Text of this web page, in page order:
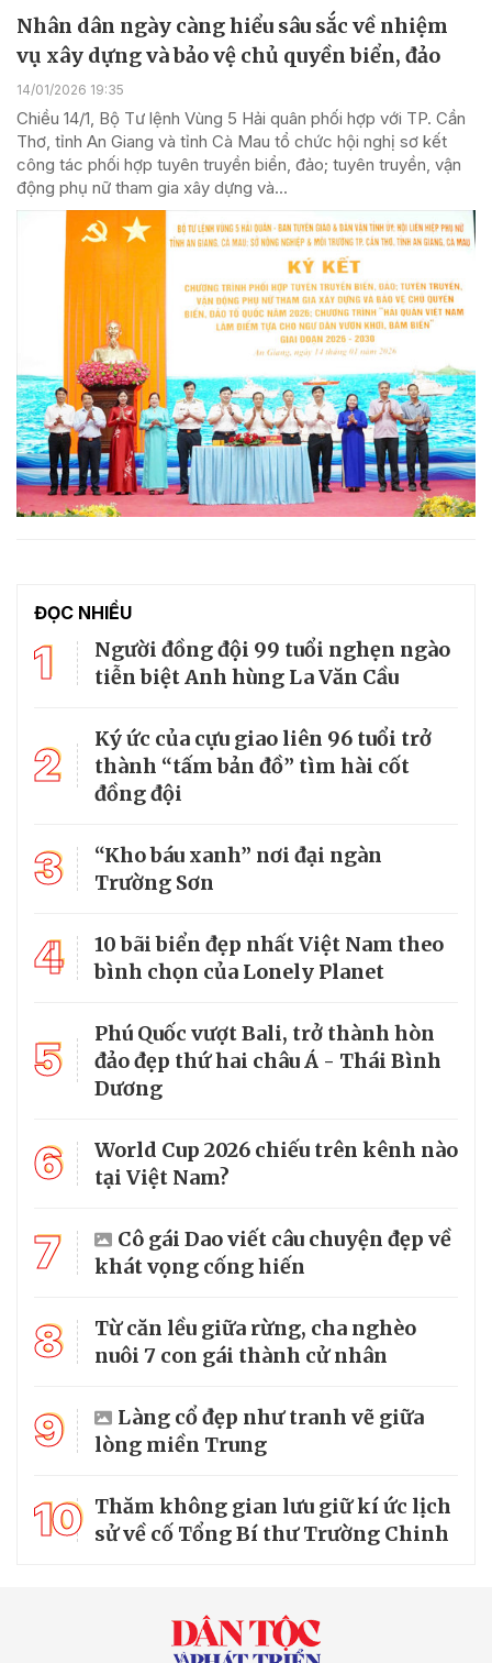
Nhân dân ngày càng hiểu sâu sắc về nhiệm
vụ xây dựng và bảo vệ chủ quyền biển, đảo
14/01/2026 19:35
Chiều 14/1, Bộ Tư lệnh Vùng 5 Hải quân phối hợp với TP. Cần
Thơ, tỉnh An Giang và tỉnh Cà Mau tổ chức hội nghị sơ kết
công tác phối hợp tuyên truyền biển, đảo; tuyên truyền, vận
động phụ nữ tham gia xây dựng và...
ĐỌC NHIỀU
1
Người đồng đội 99 tuổi nghẹn ngào
tiễn biệt Anh hùng La Văn Cầu
2
Ký ức của cựu giao liên 96 tuổi trở
thành “tấm bản đồ” tìm hài cốt
đồng đội
3
“Kho báu xanh” nơi đại ngàn
Trường Sơn
4
10 bãi biển đẹp nhất Việt Nam theo
bình chọn của Lonely Planet
5
Phú Quốc vượt Bali, trở thành hòn
đảo đẹp thứ hai châu Á - Thái Bình
Dương
6
World Cup 2026 chiếu trên kênh nào
tại Việt Nam?
7
Cô gái Dao viết câu chuyện đẹp về
khát vọng cống hiến
8
Từ căn lều giữa rừng, cha nghèo
nuôi 7 con gái thành cử nhân
9
Làng cổ đẹp như tranh vẽ giữa
lòng miền Trung
10 Thăm không gian lưu giữ kí ức lịch
sử về cố Tổng Bí thư Trường Chinh